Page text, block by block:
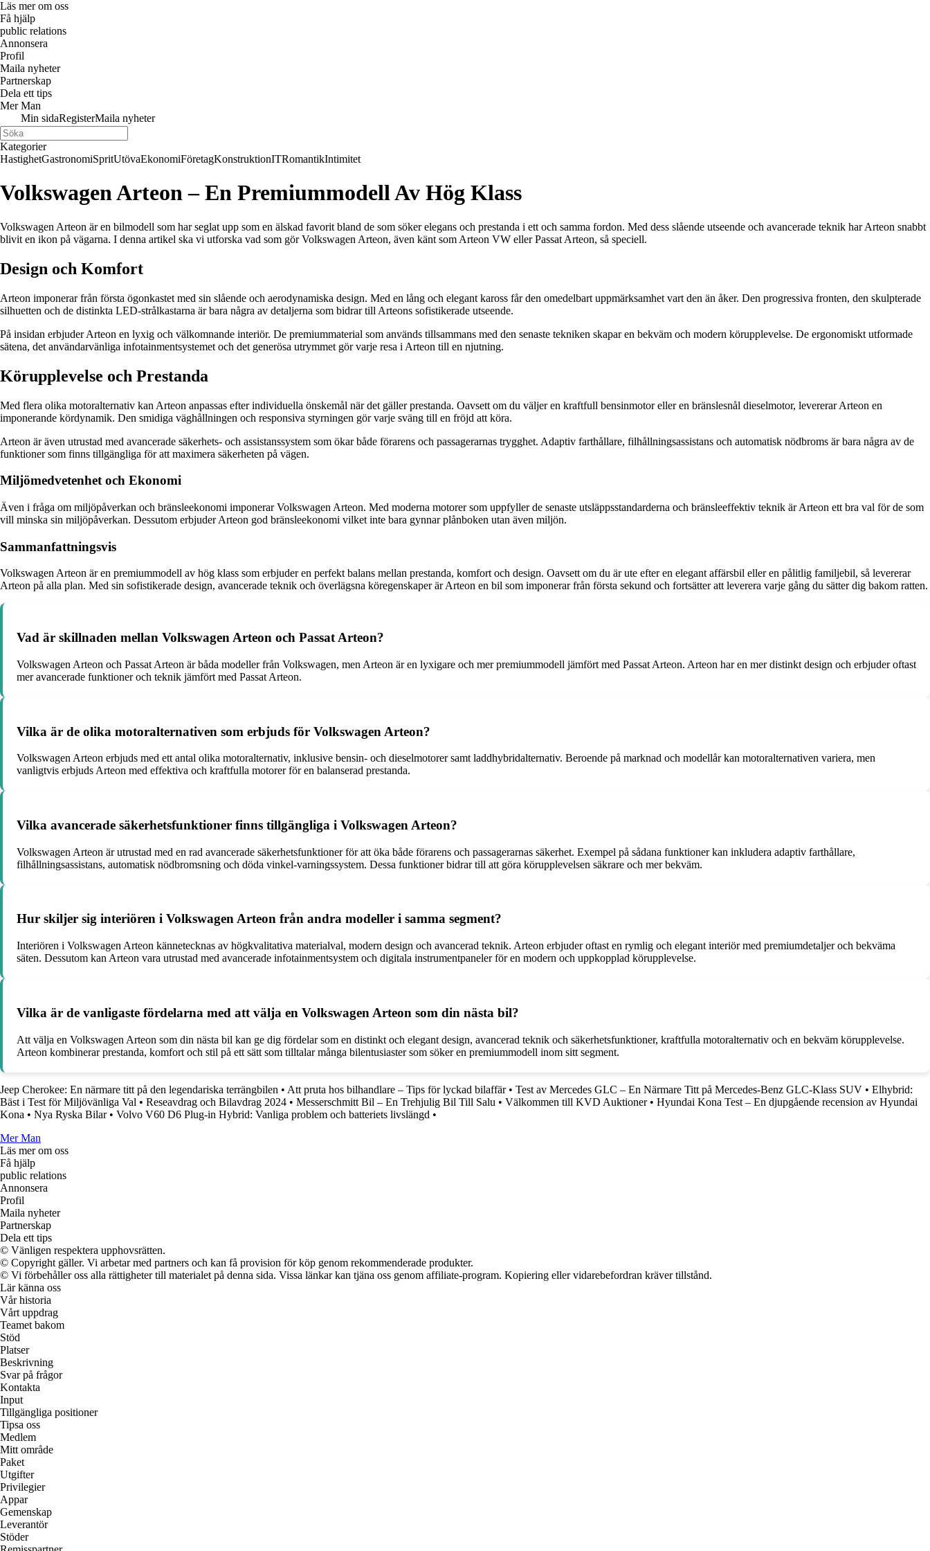
Läs mer om oss
Få hjälp
public relations
Annonsera
Profil
Maila nyheter
Partnerskap
Dela ett tips
Mer Man
Min sidaRegisterMaila nyheter
Kategorier
HastighetGastronomiSpritUtövaEkonomiFöretagKonstruktionITRomantikIntimitet
Volkswagen Arteon – En Premiummodell Av Hög Klass
Volkswagen Arteon är en bilmodell som har seglat upp som en älskad favorit bland de som söker elegans och prestanda i ett och samma fordon. Med dess slående utseende och avancerade teknik har Arteon snabbt
blivit en ikon på vägarna. I denna artikel ska vi utforska vad som gör Volkswagen Arteon, även känt som Arteon VW eller Passat Arteon, så speciell.
Design och Komfort
Arteon imponerar från första ögonkastet med sin slående och aerodynamiska design. Med en lång och elegant kaross får den omedelbart uppmärksamhet vart den än åker. Den progressiva fronten, den skulpterade
silhuetten och de distinkta LED-strålkastarna är bara några av detaljerna som bidrar till Arteons sofistikerade utseende.
På insidan erbjuder Arteon en lyxig och välkomnande interiör. De premiummaterial som används tillsammans med den senaste tekniken skapar en bekväm och modern körupplevelse. De ergonomiskt utformade
sätena, det användarvänliga infotainmentsystemet och det generösa utrymmet gör varje resa i Arteon till en njutning.
Körupplevelse och Prestanda
Med flera olika motoralternativ kan Arteon anpassas efter individuella önskemål när det gäller prestanda. Oavsett om du väljer en kraftfull bensinmotor eller en bränslesnål dieselmotor, levererar Arteon en
imponerande kördynamik. Den smidiga väghållningen och responsiva styrningen gör varje sväng till en fröjd att köra.
Arteon är även utrustad med avancerade säkerhets- och assistanssystem som ökar både förarens och passagerarnas trygghet. Adaptiv farthållare, filhållningsassistans och automatisk nödbroms är bara några av de
funktioner som finns tillgängliga för att maximera säkerheten på vägen.
Miljömedvetenhet och Ekonomi
Även i fråga om miljöpåverkan och bränsleekonomi imponerar Volkswagen Arteon. Med moderna motorer som uppfyller de senaste utsläppsstandarderna och bränsleeffektiv teknik är Arteon ett bra val för de som
vill minska sin miljöpåverkan. Dessutom erbjuder Arteon god bränsleekonomi vilket inte bara gynnar plånboken utan även miljön.
Sammanfattningsvis
Volkswagen Arteon är en premiummodell av hög klass som erbjuder en perfekt balans mellan prestanda, komfort och design. Oavsett om du är ute efter en elegant affärsbil eller en pålitlig familjebil, så levererar
Arteon på alla plan. Med sin sofistikerade design, avancerade teknik och överlägsna köregenskaper är Arteon en bil som imponerar från första sekund och fortsätter att leverera varje gång du sätter dig bakom ratten.
Vad är skillnaden mellan Volkswagen Arteon och Passat Arteon?
Volkswagen Arteon och Passat Arteon är båda modeller från Volkswagen, men Arteon är en lyxigare och mer premiummodell jämfört med Passat Arteon. Arteon har en mer distinkt design och erbjuder oftast
mer avancerade funktioner och teknik jämfört med Passat Arteon.
Vilka är de olika motoralternativen som erbjuds för Volkswagen Arteon?
Volkswagen Arteon erbjuds med ett antal olika motoralternativ, inklusive bensin- och dieselmotorer samt laddhybridalternativ. Beroende på marknad och modellår kan motoralternativen variera, men
vanligtvis erbjuds Arteon med effektiva och kraftfulla motorer för en balanserad prestanda.
Vilka avancerade säkerhetsfunktioner finns tillgängliga i Volkswagen Arteon?
Volkswagen Arteon är utrustad med en rad avancerade säkerhetsfunktioner för att öka både förarens och passagerarnas säkerhet. Exempel på sådana funktioner kan inkludera adaptiv farthållare,
filhållningsassistans, automatisk nödbromsning och döda vinkel-varningssystem. Dessa funktioner bidrar till att göra körupplevelsen säkrare och mer bekväm.
Hur skiljer sig interiören i Volkswagen Arteon från andra modeller i samma segment?
Interiören i Volkswagen Arteon kännetecknas av högkvalitativa materialval, modern design och avancerad teknik. Arteon erbjuder oftast en rymlig och elegant interiör med premiumdetaljer och bekväma
säten. Dessutom kan Arteon vara utrustad med avancerade infotainmentsystem och digitala instrumentpaneler för en modern och uppkopplad körupplevelse.
Vilka är de vanligaste fördelarna med att välja en Volkswagen Arteon som din nästa bil?
Att välja en Volkswagen Arteon som din nästa bil kan ge dig fördelar som en distinkt och elegant design, avancerad teknik och säkerhetsfunktioner, kraftfulla motoralternativ och en bekväm körupplevelse.
Arteon kombinerar prestanda, komfort och stil på ett sätt som tilltalar många bilentusiaster som söker en premiummodell inom sitt segment.
Jeep Cherokee: En närmare titt på den legendariska terrängbilen • Att pruta hos bilhandlare – Tips för lyckad bilaffär• Test av Mercedes GLC – En Närmare Titt på Mercedes-Benz GLC-Klass SUV • Elhybrid:
Bäst i Test för Miljövänliga Val • Reseavdrag och Bilavdrag 2024 • Messerschmitt Bil – En Trehjulig Bil Till Salu • Välkommen till KVD Auktioner• Hyundai Kona Test – En djupgående recension av Hyundai
Kona • Nya Ryska Bilar• Volvo V60 D6 Plug-in Hybrid: Vanliga problem och batteriets livslängd •
Mer Man
Läs mer om oss
Få hjälp
public relations
Annonsera
Profil
Maila nyheter
Partnerskap
Dela ett tips
© Vänligen respektera upphovsrätten.
© Copyright gäller. Vi arbetar med partners och kan få provision för köp genom rekommenderade produkter.
© Vi förbehåller oss alla rättigheter till materialet på denna sida. Vissa länkar kan tjäna oss genom affiliate-program. Kopiering eller vidarebefordran kräver tillstånd.
Lär känna oss
Vår historia
Vårt uppdrag
Teamet bakom
Stöd
Platser
Beskrivning
Svar på frågor
Kontakta
Input
Tillgängliga positioner
Tipsa oss
Medlem
Mitt område
Paket
Utgifter
Privilegier
Appar
Gemenskap
Leverantör
Stöder